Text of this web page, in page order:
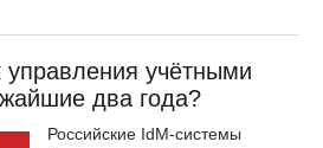
учётными
два года?
Российские IdM-системы